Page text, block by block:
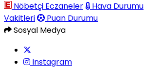
Nöbetçi Eczaneler
Hava Durumu
Vakitleri
Puan Durumu
Sosyal Medya
Instagram